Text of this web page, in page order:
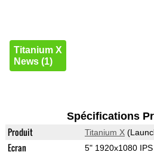
Titanium X
News (1)
Spécifications
Produit Titanium X
Ecran 5" 1920x1080